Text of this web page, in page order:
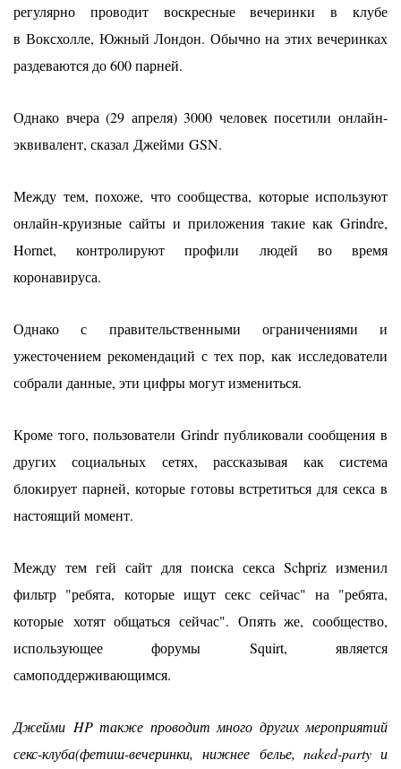
регулярно проводит воскресные вечеринки в клубе
вВоксхолле, Южный Лондон. Обычно на этих вечеринках
раздеваются до 600 парней.
Однако вчера (29 апреля) 3000 человек посетили онлайн-
эквивалент, сказал Джейми GSN.
Между тем, похоже, что сообщества, которые используют
онлайн-круизные сайты и приложения такие как Grindre,
Hornet, контролируют профили людей во время
коронавируса.
Однако с правительственными ограничениями и
ужесточением рекомендаций с тех пор, как исследователи
собрали данные, эти цифры могут измениться.
Кроме того, пользователи Grindr публиковали сообщения в
других социальных сетях, рассказывая как система
блокирует парней, которые готовы встретиться для секса в
настоящий момент.
Между тем гей сайт для поиска секса Schpriz изменил
фильтр "ребята, которые ищут секс сейчас" на "ребята,
которые хотят общаться сейчас". Опять же, сообщество,
использующее форумы Squirt, является
самоподдерживающимся.
Джейми HP также проводит много других мероприятий
секс-клуба(фетиш-вечеринки, нижнее белье, naked-party и